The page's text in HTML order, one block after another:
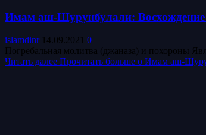
Имам аш-Шурунбулали: Восхождение
islamdinr 14.09.2021 0
Погребальная молитва (джаназа) и похороны
Читать далее Прочитать больше о Имам аш-